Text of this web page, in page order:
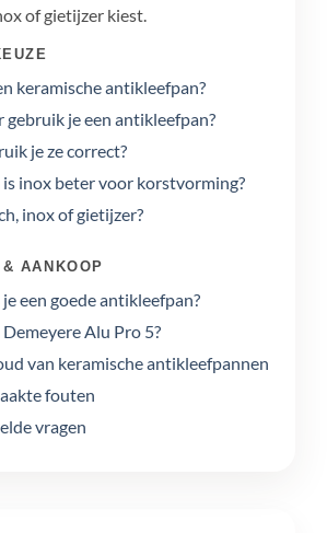
of gietijzer kiest.
keramische antikleefpan?
gebruik je een antikleefpan?
je ze correct?
inox beter voor korstvorming?
inox of gietijzer?
AANKOOP
een goede antikleefpan?
Alu Pro 5?
van keramische antikleefpannen
fouten
vragen